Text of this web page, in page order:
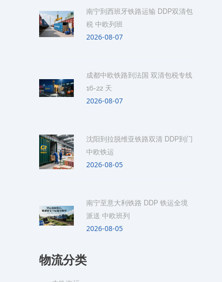
南宁到西班牙铁路运输 DDP双清包
税 中欧列班
2026-08-07
成都中欧铁路到法国 双清包税专线
16-22 天
2026-08-07
沈阳到拉脱维亚铁路双清 DDP到门
中欧铁运
2026-08-05
南宁至意大利铁路 DDP 铁运全境
派送 中欧班列
2026-08-05
物流分类